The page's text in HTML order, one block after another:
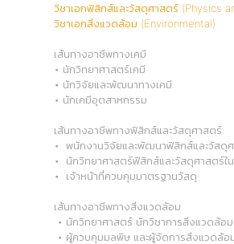
วิชาเอกฟิสิกส์และวัสดุศาสตร์ (Physics
วิชาเอกสิ่งแวดล้อม (Environmental)
เส้นทางอาชีพทางเคมี
• นักวิทยาศาสตร์เคมี
• นักวิจัยและพัฒนาทางเคมี
• นักเคมีอุตสาหกรรม
เส้นทางอาชีพทางฟิสิกส์และวัสดุศาสตร์
• พนักงานวิจัยและพัฒนาฟิสิกส์และวัสดุ
• นักวิทยาศาสตร์ฟิสิกส์และวัสดุศาสตร์ใ
• เจ้าหน้าที่ควบคุมมาตรฐานวัสดุ
เส้นทางอาชีพทางสิ่งแวดล้อม
• นักวิทยาศาสตร์ นักวิชาการสิ่งแวดล้อม
• ผู้ควบคุมมลพิษ และผู้จัดการสิ่งแวดล้อ